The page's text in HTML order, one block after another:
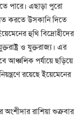
পারে। এছাড়া পুরো
করতে উসকানি দিতে
হুথি বিদ্রোহীদের
ও যুক্তরাজ্য। এর
আঞ্চলিক পর্যায়ে ছড়িয়ে
রয়েছে ইয়েমেনের
রাশিয়া শুক্রবার